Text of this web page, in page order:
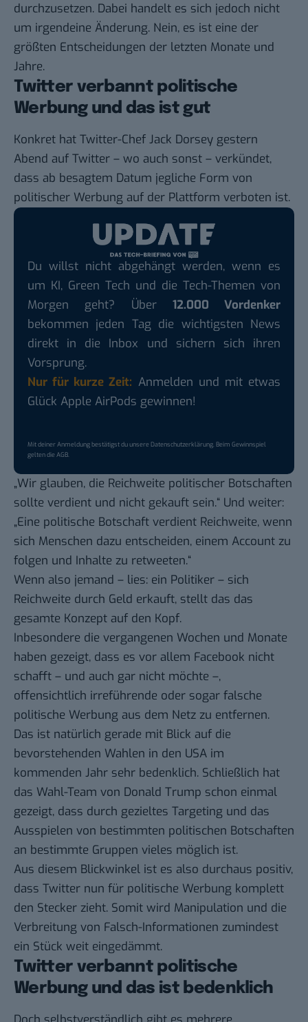
durchzusetzen. Dabei handelt es sich jedoch nicht
um irgendeine Änderung. Nein, es ist eine der
größten Entscheidungen der letzten Monate und
Jahre.
Twitter verbannt politische
Werbung und das ist gut
Konkret hat Twitter-Chef Jack Dorsey gestern
Abend auf Twitter – wo auch sonst – verkündet,
dass ab besagtem Datum jegliche Form von
politischer Werbung auf der Plattform verboten ist.
Du willst nicht abgehängt werden, wenn es
um KI, Green Tech und die Tech-Themen von
Morgen geht? Über 12.000 Vordenker
bekommen jeden Tag die wichtigsten News
direkt in die Inbox und sichern sich ihren
Vorsprung.
Nur für kurze Zeit: Anmelden und mit etwas
Glück Apple AirPods gewinnen!
Mit deiner Anmeldung bestätigst du unsereDatenschutzerklärung. Beim Gewinnspiel
gelten dieAGB.
„Wir glauben, die Reichweite politischer Botschaften
sollte verdient und nicht gekauft sein.“ Und weiter:
„Eine politische Botschaft verdient Reichweite, wenn
sich Menschen dazu entscheiden, einem Account zu
folgen und Inhalte zu retweeten.“
Wenn also jemand – lies: ein Politiker – sich
Reichweite durch Geld erkauft, stellt das das
gesamte Konzept auf den Kopf.
Inbesondere die vergangenen Wochen und Monate
haben gezeigt, dass es vor allem Facebook nicht
schafft – und auch gar nicht möchte –,
offensichtlich irreführende oder sogar falsche
politische Werbung aus dem Netz zu entfernen.
Das ist natürlich gerade mit Blick auf die
bevorstehenden Wahlen in den USA im
kommenden Jahr sehr bedenklich. Schließlich hat
das Wahl-Team von Donald Trump schon einmal
gezeigt, dass durch gezieltes Targeting und das
Ausspielen von bestimmten politischen Botschaften
an bestimmte Gruppen vieles möglich ist.
Aus diesem Blickwinkel ist es also durchaus positiv,
dass Twitter nun für politische Werbung komplett
den Stecker zieht. Somit wird Manipulation und die
Verbreitung von Falsch-Informationen zumindest
ein Stück weit eingedämmt.
Twitter verbannt politische
Werbung und das ist bedenklich